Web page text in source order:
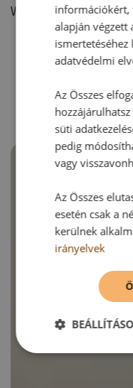
Vélemény írásához, kérjük,
információkért,
alapján végzett
adatvédelmi
Az Összes
süti
pedig
vagy
Az Összes
esetén csak a
kerülnek
irányelvek